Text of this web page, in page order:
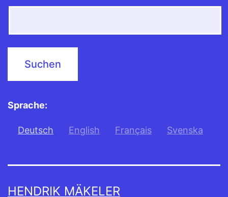
Sprache:
Deutsch English Français Svenska
HENDRIK MÄKELER